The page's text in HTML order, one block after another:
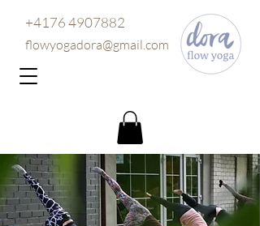
flowyogadora@gmail.com
+4176 4907882